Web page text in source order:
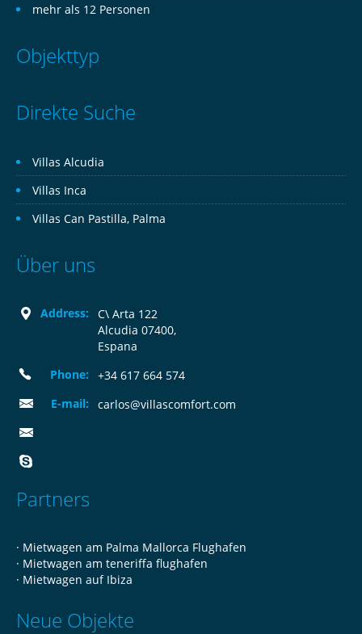
mehr als 12 Personen
Objekttyp
Direkte Suche
Villas Alcudia
Villas Inca
Villas Can Pastilla, Palma
Über uns
Address:
C\ Arta 122
Alcudia 07400,
Espana
Phone:
+34 617 664 574
E-mail:
carlos@villascomfort.com
Partners
· Mietwagen am Palma Mallorca Flughafen
· Mietwagen am teneriffa flughafen
· Mietwagen auf Ibiza
Neue Objekte